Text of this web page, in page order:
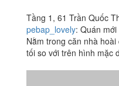
Tầng 1, 61 Trần Quốc
pebap_lovely: Quán
Nằm trong căn nhà
tối so với trên hình mặc